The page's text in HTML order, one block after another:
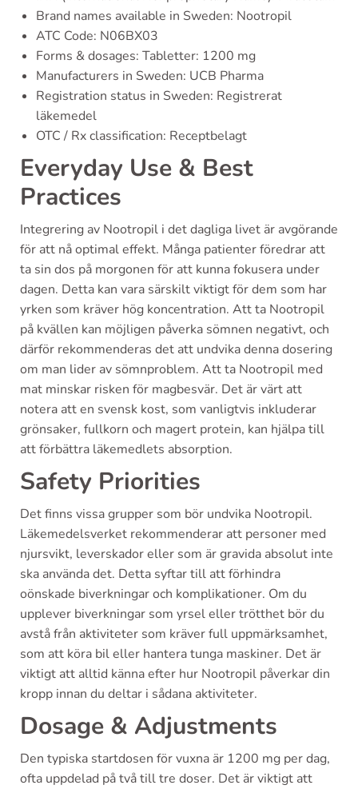
Brand names available in Sweden: Nootropil
ATC Code: N06BX03
Forms & dosages: Tabletter: 1200 mg
Manufacturers in Sweden: UCB Pharma
Registration status in Sweden: Registrerat
läkemedel
OTC / Rx classification: Receptbelagt
Everyday Use & Best
Practices
Integrering av Nootropil i det dagliga livet är avgörande
för att nå optimal effekt. Många patienter föredrar att
ta sin dos på morgonen för att kunna fokusera under
dagen. Detta kan vara särskilt viktigt för dem som har
yrken som kräver hög koncentration. Att ta Nootropil
på kvällen kan möjligen påverka sömnen negativt, och
därför rekommenderas det att undvika denna dosering
om man lider av sömnproblem. Att ta Nootropil med
mat minskar risken för magbesvär. Det är värt att
notera att en svensk kost, som vanligtvis inkluderar
grönsaker, fullkorn och magert protein, kan hjälpa till
att förbättra läkemedlets absorption.
Safety Priorities
Det finns vissa grupper som bör undvika Nootropil.
Läkemedelsverket rekommenderar att personer med
njursvikt, leverskador eller som är gravida absolut inte
ska använda det. Detta syftar till att förhindra
oönskade biverkningar och komplikationer. Om du
upplever biverkningar som yrsel eller trötthet bör du
avstå från aktiviteter som kräver full uppmärksamhet,
som att köra bil eller hantera tunga maskiner. Det är
viktigt att alltid känna efter hur Nootropil påverkar din
kropp innan du deltar i sådana aktiviteter.
Dosage & Adjustments
Den typiska startdosen för vuxna är 1200 mg per dag,
ofta uppdelad på två till tre doser. Det är viktigt att